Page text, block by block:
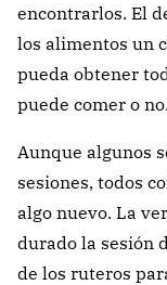
encontrarlos. El
los alimentos un
pueda obtener
puede comer o no.
Aunque algunos
sesiones, todos
algo nuevo. La
durado la sesión
de los ruteros